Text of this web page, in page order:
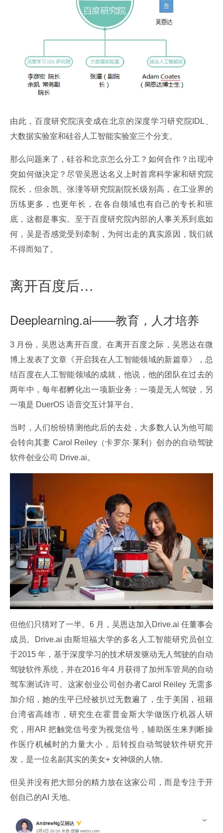
由此，百度研究院演变成在北京的深度学习研究院IDL、
大数据实验室和硅谷人工智能实验室三个分支。
那么问题来了，硅谷和北京怎么分工？如何合作？出现冲
突如何做决定？尽管吴恩达名义上时首席科学家和研究院
院长，但余凯、张潼等研究院副院长级别高，在工业界的
历练更多，也更年长，在各自领域也有自己的专长和班
底，这都是事实。至于百度研究院内部的人事关系到底如
何，吴是否感觉受到牵制，为何出走的真实原因，我们就
不得而知了。
离开百度后…
Deeplearning.ai——教育，人才培养
3 月份，吴恩达离开百度。在离开百度之际，吴恩达在微
博上发表了文章《开启我在人工智能领域的新篇章》，总
结百度在人工智能领域的成就，他说，他的团队在过去的
两年中，每年都孵化出一项新业务：一项是无人驾驶，另
一项是 DuerOS 语音交互计算平台。
当时，人们纷纷猜测他此后的去处，大多数人认为他可能
会转向其妻 Carol Reiley（卡罗尔·莱利）创办的自动驾驶
软件创业公司 Drive.ai。
但他们只猜对了一半。6 月，吴恩达加入Drive.ai 任董事会
成员。Drive.ai 由斯坦福大学的多名人工智能研究员创立
于2015 年，基于深度学习的技术研发驱动无人驾驶的自动
驾驶软件系统，并在2016 年4 月获得了加州车管局的自动
驾车测试许可。这家创业公司创办者Carol Reiley 无需多
加介绍，她的生平已经被扒过无数遍了，生于美国，祖籍
台湾省高雄市，研究生在霍普金斯大学做医疗机器人研
究，用AR 把触觉信号变为视觉信号，辅助医生来判断操
作医疗机械时的力量大小，后转投自动驾驶软件研究开
发，是一位名副其实的美女+ 女神级的人物。
但吴并没有把大部分的精力放在这家公司，而是专注于开
创自己的AI 天地。